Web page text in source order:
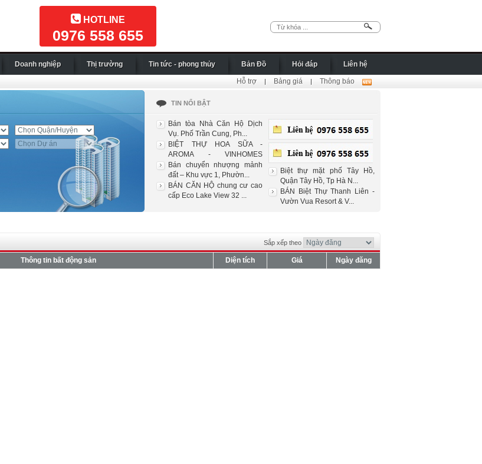
HOTLINE
0976 558 655
Doanh nghiệp Thị trường Tin tức - phong thủy Bản Đồ Hỏi đáp Liên hệ
Hỗ trợ | Bảng giá | Thông báo
TIN NỔI BẬT
Bán tòa Nhà Căn Hộ Dịch
Vụ. Phố Trần Cung, Ph...
BIỆT THỰ HOA SỮA -
AROMA - VINHOMES
RIVERSIDE
Bán chuyển nhượng mảnh
đất – Khu vực 1, Phườn...
BÁN CĂN HỘ chung cư cao
cấp Eco Lake View 32 ...
Biệt thự mặt phố Tây Hồ,
Quận Tây Hồ, Tp Hà N...
BÁN Biệt Thự Thanh Liên -
Vườn Vua Resort & V...
Sắp xếp theo
Thông tin bất động sản Diện tích Giá Ngày đăng